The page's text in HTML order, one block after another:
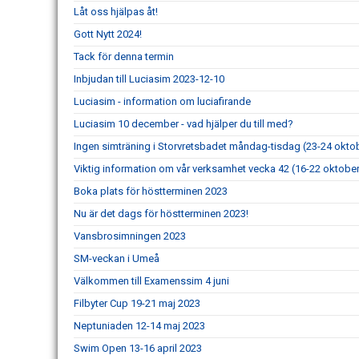
Låt oss hjälpas åt!
Gott Nytt 2024!
Tack för denna termin
Inbjudan till Luciasim 2023-12-10
Luciasim - information om luciafirande
Luciasim 10 december - vad hjälper du till med?
Ingen simträning i Storvretsbadet måndag-tisdag (23-24
Viktig information om vår verksamhet vecka 42 (16-22
Boka plats för höstterminen 2023
Nu är det dags för höstterminen 2023!
Vansbrosimningen 2023
SM-veckan i Umeå
Välkommen till Examenssim 4 juni
Filbyter Cup 19-21 maj 2023
Neptuniaden 12-14 maj 2023
Swim Open 13-16 april 2023